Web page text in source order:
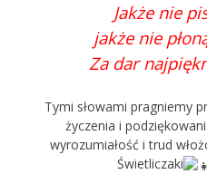
Jakże nie
jakże nie
Za dar
Tymi słowami pragniemy
życzenia i
wyrozumiałość i trud
Świetliczaki